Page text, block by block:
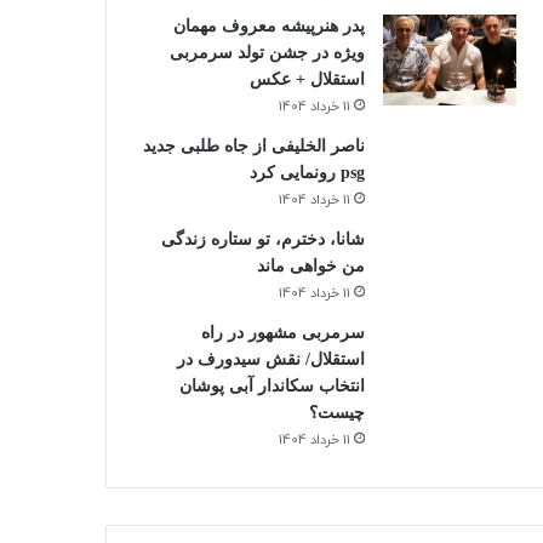
پدر هنرپیشه معروف مهمان
ویژه در جشن تولد سرمربی
استقلال + عکس
11 خرداد 1404
ناصر الخلیفی از جاه طلبی جدید
psg رونمایی کرد
11 خرداد 1404
شانا، دخترم، تو ستاره زندگی
من خواهی ماند
11 خرداد 1404
سرمربی مشهور در راه
استقلال/ نقش سیدورف در
انتخاب سکاندار آبی پوشان
چیست؟
11 خرداد 1404